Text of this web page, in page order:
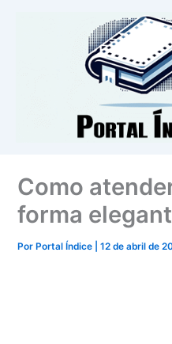
Como
forma
PorPortal Índice |12 de abril de